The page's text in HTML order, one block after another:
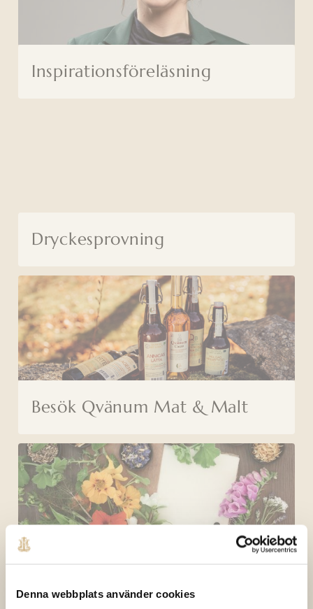
Denna webbplats använder cookies
Inspirationsföreläsning
Dryckesprovning
Besök Qvänum Mat & Malt